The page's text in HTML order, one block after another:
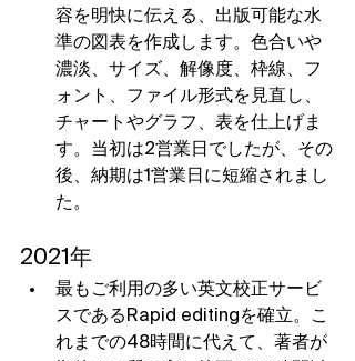
容を明快に伝える、出版可能な水
準の図表を作成します。色合いや
濃淡、サイズ、解像度、枠線、フ
ォント、ファイル形式を見直し、
チャートやグラフ、表を仕上げま
す。当初は2営業日でしたが、その
後、納期は1営業日に短縮されまし
た。
2021年
最もご利用の多い英文校正サービ
スであるRapid editingを確立。こ
れまでの48時間に代えて、著者が